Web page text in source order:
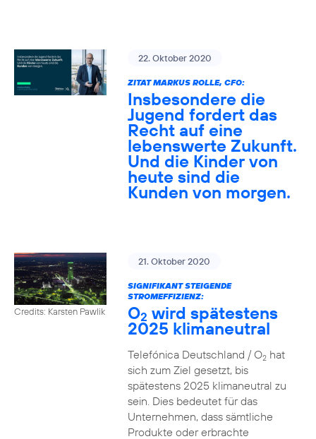
22. Oktober 2020
ZITAT MARKUS ROLLE, CFO:
Insbesondere die
Jugend fordert das
Recht auf eine
lebenswerte Zukunft.
Und die Kinder von
heute sind die
Kunden von morgen.
Credits: Karsten Pawlik
21. Oktober 2020
SIGNIFIKANT STEIGENDE
STROMEFFIZIENZ:
O2 wird spätestens
2025 klimaneutral
Telefónica Deutschland / O2hat
sich zum Ziel gesetzt, bis
spätestens 2025 klimaneutral zu
sein. Dies bedeutet für das
Unternehmen, dass sämtliche
Produkte oder erbrachte